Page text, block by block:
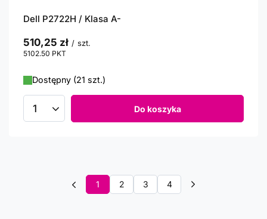
Dell P2722H / Klasa A-
510,25 zł / szt.
5102.50 PKT
Dostępny (21 szt.)
Ilość produktów Do koszyka
1 2 3 4